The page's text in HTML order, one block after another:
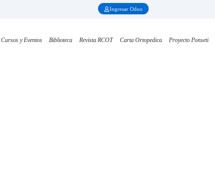
Ingresar Odoo
Cursos y Eventos Biblioteca Revista RCOT Carta Ortopedica Proyecto Ponseti